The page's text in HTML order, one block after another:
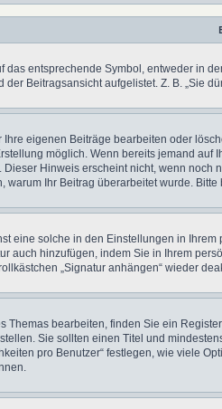
entsprechende Symbol, entweder in
Beitragsansicht aufgelistet. Z. B. „Sie
eigenen Beiträge bearbeiten oder
möglich. Wenn bereits jemand
Hinweis erscheint nicht, wenn
Ihr Beitrag überarbeitet wurde.
eine solche in den Einstellungen in
auch hinzufügen, indem Sie in Ihrem
„Signatur anhängen“ wieder
bearbeiten, finden Sie ein
Sie sollten einen Titel und
pro Benutzer“ festlegen, wie viele